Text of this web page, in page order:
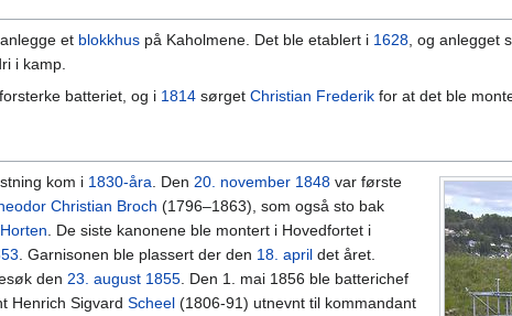
et blokkhus på Kaholmene. Det ble etablert i 1628, og anlegget
i kamp.
batteriet, og i 1814 sørget Christian Frederik for at det ble
kom i 1830-åra. Den 20. november 1848 var første
Christian Broch (1796–1863), som også sto bak
Horten. De siste kanonene ble montert i Hovedfortet i
. Garnisonen ble plassert der den 18. april det året.
den 23. august 1855. Den 1. mai 1856 ble batterichef
Henrich Sigvard Scheel (1806-91) utnevnt til kommandant